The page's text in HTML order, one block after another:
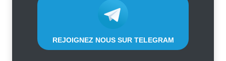
REJOIGNEZ NOUS SUR TELEGRAM